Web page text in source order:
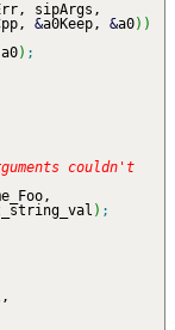
sipArgs,
&a0Keep, &a0) )
a0) ;
couldn't
) ;